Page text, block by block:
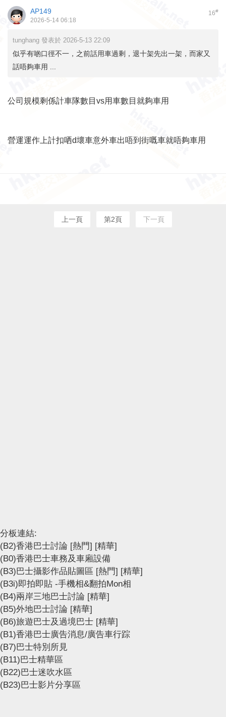
16#
AP149
2026-5-14 06:18
tunghang 發表於 2026-5-13 22:09
似乎有啲口徑不一，之前話用車過剩，退十架先出一架，而家又
話唔夠車用 ...
公司規模剩係計車隊數目vs用車數目就夠車用
營運運作上計扣哂d壞車意外車出唔到街嘅車就唔夠車用
上一頁 第2頁 下一頁
分板連結:
(B2)香港巴士討論 [熱門] [精華]
(B0)香港巴士車務及車廂設備
(B3)巴士攝影作品貼圖區 [熱門] [精華]
(B3i)即拍即貼 -手機相&翻拍Mon相
(B4)兩岸三地巴士討論 [精華]
(B5)外地巴士討論 [精華]
(B6)旅遊巴士及過境巴士 [精華]
(B1)香港巴士廣告消息/廣告車行踪
(B7)巴士特別所見
(B11)巴士精華區
(B22)巴士迷吹水區
(B23)巴士影片分享區